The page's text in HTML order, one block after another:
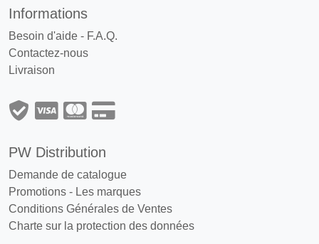
Informations
Besoin d'aide - F.A.Q.
Contactez-nous
Livraison
PW Distribution
Demande de catalogue
Promotions - Les marques
Conditions Générales de Ventes
Charte sur la protection des données